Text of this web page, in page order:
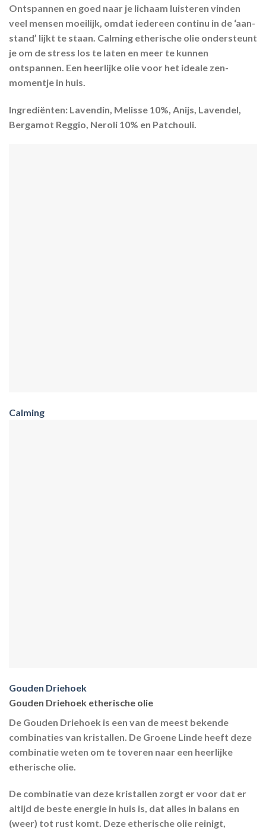
Ontspannen en goed naar je lichaam luisteren vinden
veel mensen moeilijk, omdat iedereen continu in de ‘aan-
stand’ lijkt te staan. Calming etherische olie ondersteunt
je om de stress los te laten en meer te kunnen
ontspannen. Een heerlijke olie voor het ideale zen-
momentje in huis.
Ingrediënten: Lavendin, Melisse 10%, Anijs, Lavendel,
Bergamot Reggio, Neroli 10% en Patchouli.
Calming
Gouden Driehoek
Gouden Driehoek etherische olie
De Gouden Driehoek is een van de meest bekende
combinaties van kristallen. De Groene Linde heeft deze
combinatie weten om te toveren naar een heerlijke
etherische olie.
De combinatie van deze kristallen zorgt er voor dat er
altijd de beste energie in huis is, dat alles in balans en
(weer) tot rust komt. Deze etherische olie reinigt,